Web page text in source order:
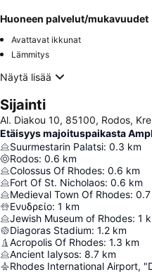
Huoneen palvelut/mukavuudet
Avattavat ikkunat
Lämmitys
Näytä lisää
Sijainti
Al. Diakou 10, 85100, Rodos,
Etäisyys majoituspaikasta
Suurmestarin Palatsi: 0.3 km
Rodos: 0.6 km
Colossus Of Rhodes: 0.6 km
Fort Of St. Nicholaos: 0.6 km
Medieval Town Of Rhodes: 0.7
Ενυδρείο: 1 km
Jewish Museum of Rhodes: 1
Diagoras Stadium: 1.2 km
Acropolis Of Rhodes: 1.3 km
Ancient Ialysos: 8.7 km
Rhodes International Airport,